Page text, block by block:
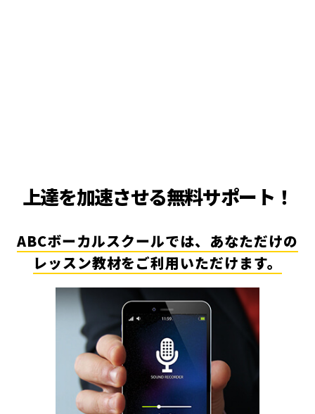
上達を加速させる無料サポート！
ABCボーカルスクールでは、あなただけの
レッスン教材をご利用いただけます。